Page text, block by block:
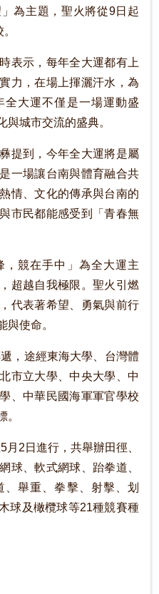
為主題，聖火將從9日起
表示，每年全大運都有上
力，在場上揮灑汗水，為
大運不僅是一場運動盛
與城市交流的盛典。
提到，今年全大運將是屬
一場讓台南與體育融合共
情、文化的傳承與台南的
市民都能感受到「青春無
競在手中」為全大運主
超越自我極限。聖火引燃
代表著希望、勇氣與前行
與使命。
，途經東海大學、台灣體
市立大學、中央大學、中
、中華民國海軍軍官學校
。
2日進行，共舉辦田徑、
球、軟式網球、跆拳道、
舉重、拳擊、射擊、划
球及橄欖球等21種競賽種